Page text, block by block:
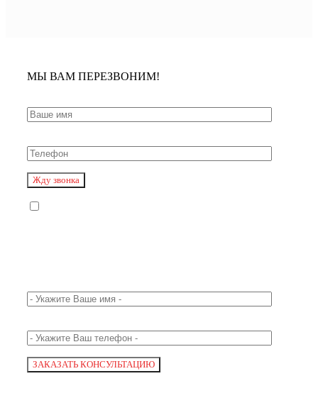
МЫ ВАМ ПЕРЕЗВОНИМ!